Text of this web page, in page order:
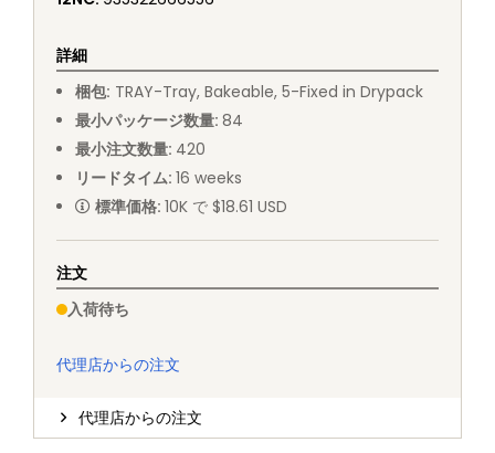
詳細
梱包: TRAY-Tray, Bakeable, 5-Fixed in Drypack
最小パッケージ数量: 84
最小注文数量: 420
リードタイム: 16 weeks
標準価格: 10K で $18.61 USD
注文
入荷待ち
代理店からの注文
代理店からの注文